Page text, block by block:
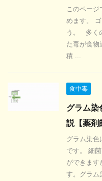
このペー
めます。
う。 多く
た毒が食物
積 ...
食中毒
グラム染
説【薬剤
グラム染色
です。 細
ができます
す。グラム